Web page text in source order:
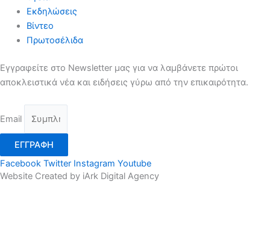
Εκδηλώσεις
Βίντεο
Πρωτοσέλιδα
Εγγραφείτε στο Newsletter μας για να λαμβάνετε πρώτοι
αποκλειστικά νέα και ειδήσεις γύρω από την επικαιρότητα.
Email
ΕΓΓΡΑΦΗ
Facebook Twitter Instagram Youtube
Website Created by iArk Digital Agency